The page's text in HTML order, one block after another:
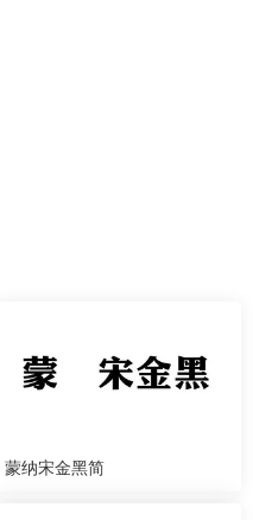
蒙纳宋金黑简